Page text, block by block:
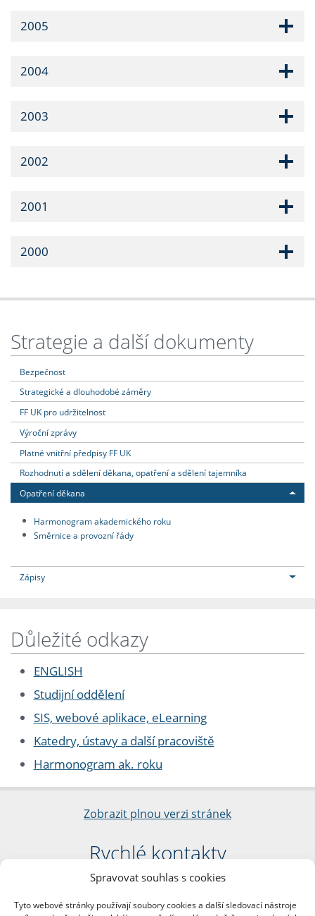
Spravovat souhlas s cookies
Tyto webové stránky používají soubory cookies a další sledovací nástroje
2005
2004
2003
2002
2001
2000
Strategie a další dokumenty
Bezpečnost
Strategické a dlouhodobé záměry
FF UK pro udržitelnost
Výroční zprávy
Platné vnitřní předpisy FF UK
Rozhodnutí a sdělení děkana, opatření a sdělení tajemníka
Opatření děkana
Harmonogram akademického roku
Směrnice a provozní řády
Zápisy
Důležité odkazy
ENGLISH
Studijní oddělení
SIS, webové aplikace, eLearning
Katedry, ústavy a další pracoviště
Harmonogram ak. roku
Zobrazit plnou verzi stránek
Rychlé kontakty
Filozofická fakulta
nám. Jana Palacha 1/2